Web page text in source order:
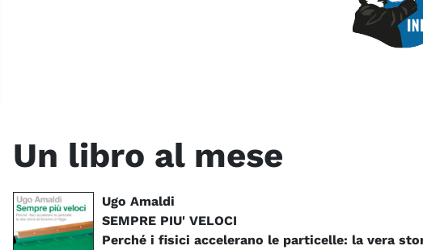
Un libro al mese
Ugo Amaldi
SEMPRE PIU' VELOCI
Perché i fisici accelerano le particelle: la vera